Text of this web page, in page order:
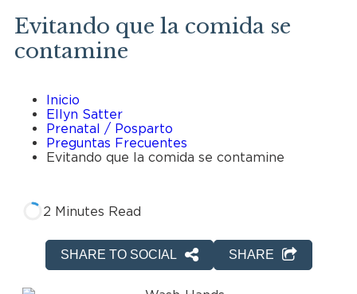
Evitando que la comida se
contamine
Inicio
Ellyn Satter
Prenatal / Posparto
Preguntas Frecuentes
Evitando que la comida se contamine
2 Minutes Read
SHARE TO SOCIAL SHARE